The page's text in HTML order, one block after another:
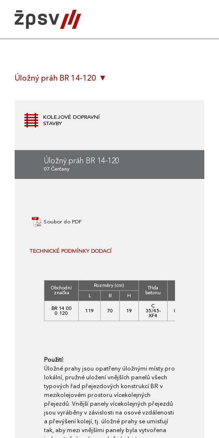
content
Úložný práh BR 14-120
KOLEJOVÉ DOPRAVNÍ
STAVBY
Úložný práh BR 14-120
07 Čerčany
Soubor do PDF
TECHNICKÉ PODMÍNKY DODACÍ
Obchodní
značka
Rozměry (cm) Třída
betonu
L B
H
BR 14 00
0 120 119 70 19
C
35/45-
XF4
0,1581
Použití:
Úložné prahy jsou opatřeny úložnými místy pro
lokální, pružné uložení vnějších panelů všech
typových řad přejezdových konstrukcí BR v
mezikolejovém prostoru vícekolejných
přejezdů. Vnější panely vícekolejných přejezdů
jsou vyráběny v závislosti na osové vzdálenosti
a převýšení kolejí, tj. úložné prahy se umisťují
tak, aby mezi vnějšími panely byla vytvořena